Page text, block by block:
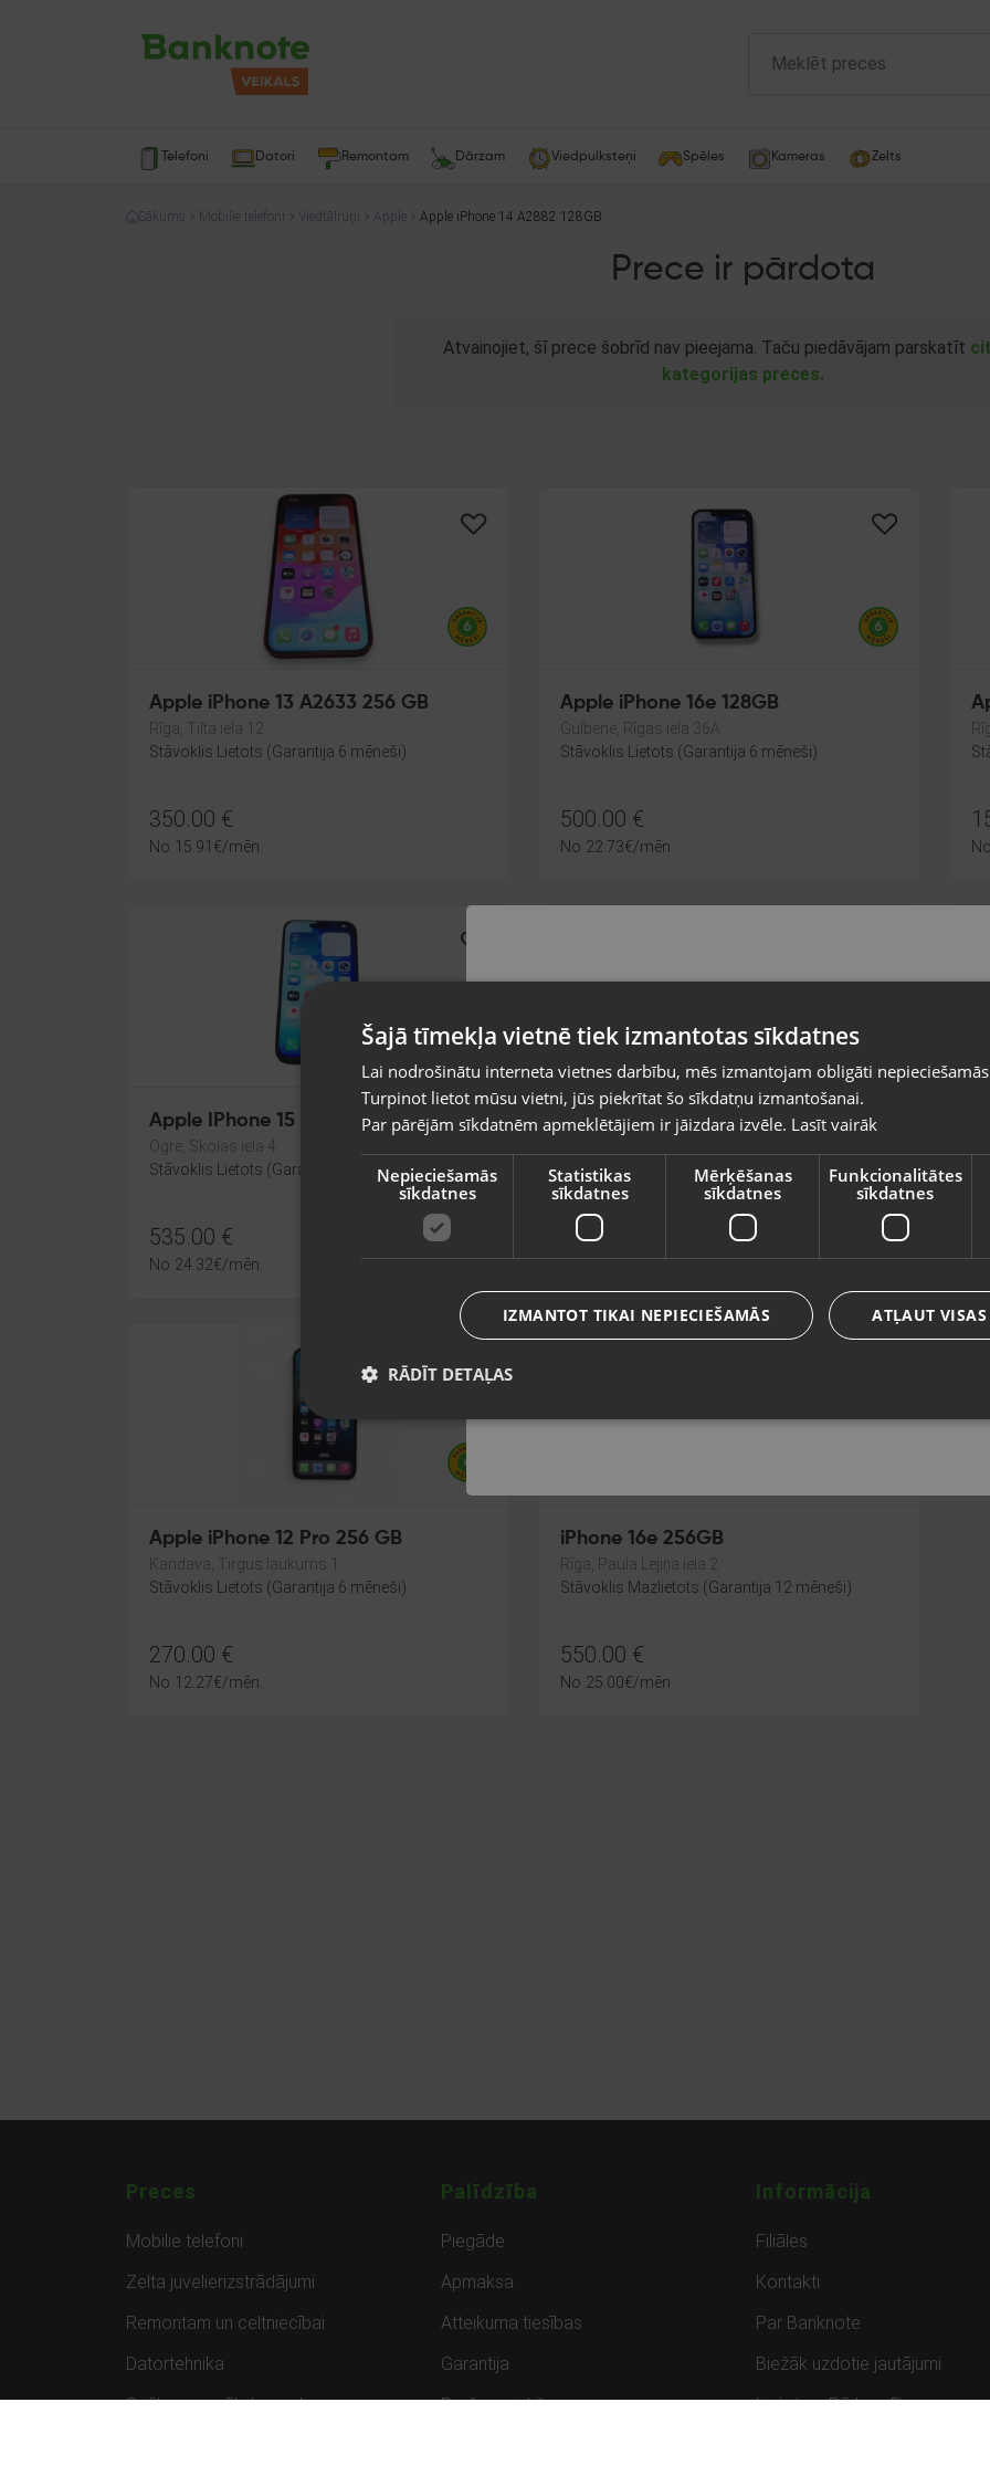
Telefoni Datori Remontam Dārzam Viedpulksteņi Spēles Kameras Zelts
Sākums Mobilie telefoni Viedtālruņi Apple Apple iPhone 14 A2882 128GB
Prece ir pārdota
Atvainojiet, šī prece šobrīd nav pieejama. Taču piedāvājam parskatīt
kategorijas preces.
Apple iPhone 13 A2633 256 GB
Rīga, Tilta iela 12
Stāvoklis Lietots (Garantija 6 mēneši)
350.00 €
No 15.91 €/mēn.
Apple iPhone 16e 128GB
Gulbene, Rīgas iela 36A
Stāvoklis Lietots (Garantija 6 mēneši)
500.00 €
No 22.73€/mēn. No
Apple IPhone 15 Pro 128GB
Ogre, Skolas iela 4
Stāvoklis Lietots (Garantija 6 mēneši)
535.00 €
No 24.32€/mēn.
Apple IPhone 14 128 GB
Stāvoklis Lietots (Garantija 6 mēneši)
310.00
No 14.09€/mēn.
Apple iPhone 12 Pro 256 GB
Kandava, Tirgus laukums 1
Stāvoklis Lietots (Garantija 6 mēneši)
270.00 €
No 12.27€/mēn.
iPhone 16e 256GB
Rīga, Paula Lejiņa iela 2
Stāvoklis Mazlietots (Garantija 12 mēneši)
550.00 €
No 25.00€/mēn.
Preces
Mobilie telefoni
Zelta juvelierizstrādājumi
Remontam un celtniecībai
Datortehnika
Spēles un spēļu konsoles
Palīdzība
Piegāde
Apmaksa
Atteikuma tiesības
Garantija
Preču uzpirkšana
Informācija
Filiāles
Kontakti
Par Banknote
Biežāk uzdotie jautājumi
Lietots – Pārbaudīts
valsti
Vietnes saturs būs attēlots izvēlētajā valodā
Valsts
Valoda
Latviešu / Latvian
Šajā tīmekļa vietnē tiek izmantotas sīkdatnes
Lai nodrošinātu interneta vietnes darbību, mēs izmantojam obligāti
Turpinot lietot mūsu vietni, jūs piekrītat šo sīkdatņu izmantošanai.
Par pārējām sīkdatnēm apmeklētājiem ir jāizdara izvēle. Lasīt vairāk
Nepieciešamās
sīkdatnes
Statistikas
sīkdatnes
Mērķēšanas
sīkdatnes
Funkcionalitātes
sīkdatnes
ATĻAUT
IZMANTOT TIKAI NEPIECIEŠAMĀS
RĀDĪT DETAĻAS